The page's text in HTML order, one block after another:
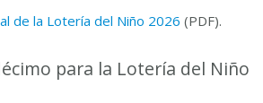
de la Lotería del Niño 2026 (PDF).
para la Lotería del Niño